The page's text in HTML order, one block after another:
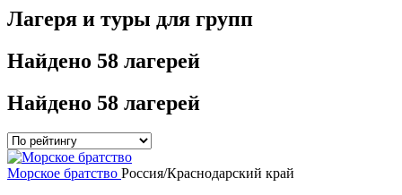
Лагеря и туры для групп
Найдено 58 лагерей
Найдено 58 лагерей
Морское братство Россия/Краснодарский край